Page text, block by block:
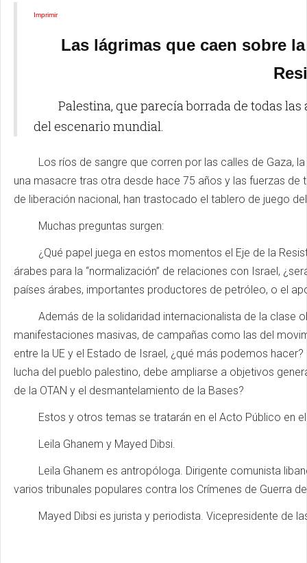
Imprimir
Las lágrimas que caen sobre
Palestina, que parecía borrada de todas las
del escenario mundial.
Los ríos de sangre que corren por las calles de Gaza, la
una masacre tras otra desde hace 75 años y las fuerzas
de liberación nacional, han trastocado el tablero de juego
Muchas preguntas surgen:
¿Qué papel juega en estos momentos el Eje de la
árabes para la “normalización” de relaciones con Israel,
países árabes, importantes productores de petróleo, o el
Además de la solidaridad internacionalista de la clase
manifestaciones masivas, de campañas como las del
entre la UE y el Estado de Israel, ¿qué más podemos
lucha del pueblo palestino, debe ampliarse a objetivos
de la OTAN y el desmantelamiento de la Bases?
Estos y otros temas se tratarán en el Acto Público en el
Leila Ghanem y Mayed Dibsi.
Leila Ghanem es antropóloga. Dirigente comunista
varios tribunales populares contra los Crímenes de Guerra
Mayed Dibsi es jurista y periodista. Vicepresidente de